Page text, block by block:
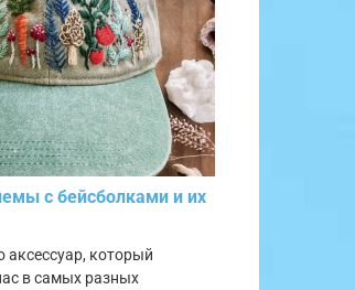
с бейсболками и их
аксессуар, который
в самых разных